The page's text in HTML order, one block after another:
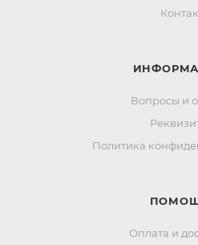
Вопросы и
Политика
Оплата и